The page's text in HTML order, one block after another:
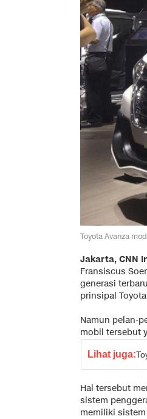
Toyota Avanza
Jakarta, CNN
Fransiscus
generasi terbaru
prinsipal
Namun pelan-
mobil tersebut
Lihat juga:
Hal tersebut
sistem
memiliki